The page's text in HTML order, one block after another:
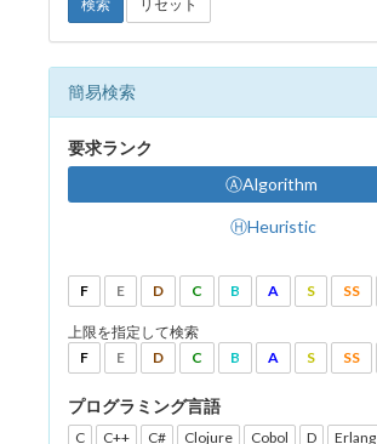
検索 リセット
簡易検索
要求ランク
ⒶAlgorithm
ⒽHeuristic
F E D C B A S SS
上限を指定して検索
F
E D C B A S SS
プログラミング言語
C C++ C# Clojure Cobol D Erlang